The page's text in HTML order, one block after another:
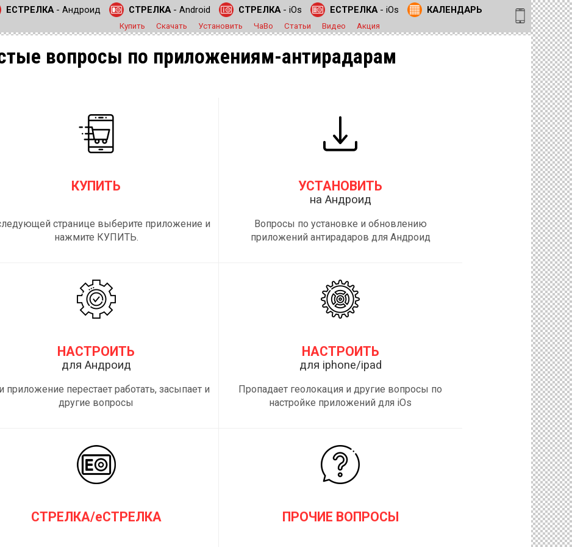
ЕСТРЕЛКА- Андроид СТРЕЛКА- Android СТРЕЛКА- iOs ЕСТРЕЛКА- iOs КАЛЕНДАРЬ
Купить Скачать Установить ЧаВо Статьи Видео Акция
вопросы по приложениям-антирадарам
КУПИТЬ
странице выберите приложение и
нажмите КУПИТЬ.
УСТАНОВИТЬ
на Андроид
Вопросы по установке и обновлению
приложений антирадаров для Андроид
НАСТРОИТЬ
для Андроид
приложение перестает работать, засыпает и
другие вопросы
НАСТРОИТЬ
для iphone/ipad
Пропадает геолокация и другие вопросы по
настройке приложений для iOs
СТРЕЛКА/еСТРЕЛКА ПРОЧИЕ ВОПРОСЫ